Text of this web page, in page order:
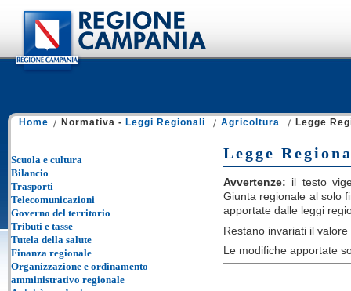
Home Normativa - Leggi Regionali Agricoltura Legge
Legge
Avvertenze: il testo
Giunta regionale al solo
apportate dalle leggi
Restano invariati il
Le modifiche apportate
Scuola e cultura
Bilancio
Trasporti
Telecomunicazioni
Governo del territorio
Tributi e tasse
Tutela della salute
Finanza regionale
Organizzazione e ordinamento
amministrativo regionale